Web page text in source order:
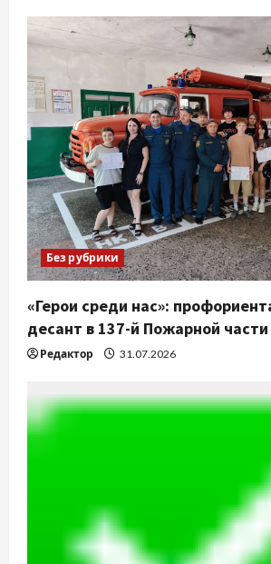
Без рубрики
«Герои среди нас»:
десант в 137-й Пожарной части
Редактор 31.07.2026